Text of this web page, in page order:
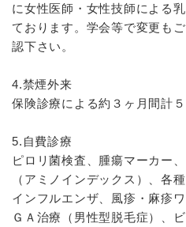
に女性医師・女性技師による
ております。学会等で変更も
認下さい。
4.禁煙外来
保険診療による約３ヶ月間計
5.自費診療
ピロリ菌検査、腫瘍マーカー
（アミノインデックス）、各
インフルエンザ、風疹・麻疹
ＧＡ治療（男性型脱毛症）、